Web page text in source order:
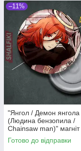
–11%
"Янгол / Демон янгола
(Людина бензопила /
Chainsaw man)" магніт
круглий Ø44 мм
Готово до відправки